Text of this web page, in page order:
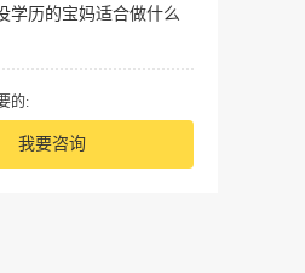
学历的宝妈适合做什么
的:
我要咨询